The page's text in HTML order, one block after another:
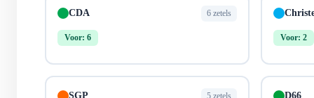
CDA 6 zetels
Voor: 6 Voor: 2
SGP 5 zetels D66